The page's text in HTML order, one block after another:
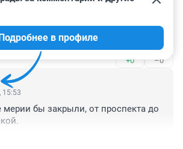
лиш поздно вечером когда
нового года была бы перекрыта
аж до 10 февраля ?
+0 –0
Подробнее в профиле
15:53
мерии бы закрыли, от проспекта до